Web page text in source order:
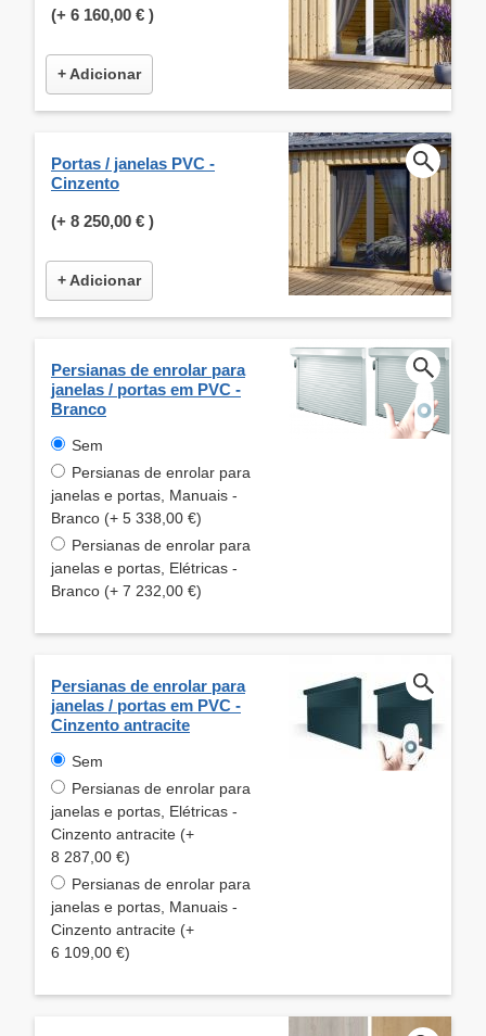
(+ 6 160,00 € )
+ Adicionar
Portas / janelas PVC -
Cinzento
(+ 8 250,00 € )
+ Adicionar
Persianas de enrolar para
janelas / portas em PVC -
Branco
Sem
Persianas de enrolar para
janelas e portas, Manuais -
Branco (+ 5 338,00 €)
Persianas de enrolar para
janelas e portas, Elétricas -
Branco (+ 7 232,00 €)
Persianas de enrolar para
janelas / portas em PVC -
Cinzento antracite
Sem
Persianas de enrolar para
janelas e portas, Elétricas -
Cinzento antracite (+
8 287,00 €)
Persianas de enrolar para
janelas e portas, Manuais -
Cinzento antracite (+
6 109,00 €)